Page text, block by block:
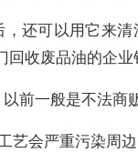
还可以用它来
收废品油的企业
前一般是不法商
艺会严重污染周